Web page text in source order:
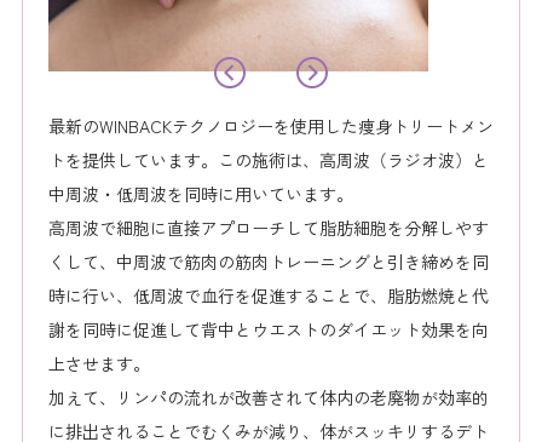
最新のWINBACKテクノロジーを使用した痩身トリートメン
トを提供しています。この施術は、高周波（ラジオ波）と
中周波・低周波を同時に用いています。
高周波で細胞に直接アプローチして脂肪細胞を分解しやす
くして、中周波で筋肉の筋肉トレーニングと引き締めを同
時に行い、低周波で血行を促進することで、脂肪燃焼と代
謝を同時に促進して背中とウエストのダイエット効果を向
上させます。
加えて、リンパの流れが改善されて体内の老廃物が効率的
に排出されることでむくみが減り、体がスッキリするデト